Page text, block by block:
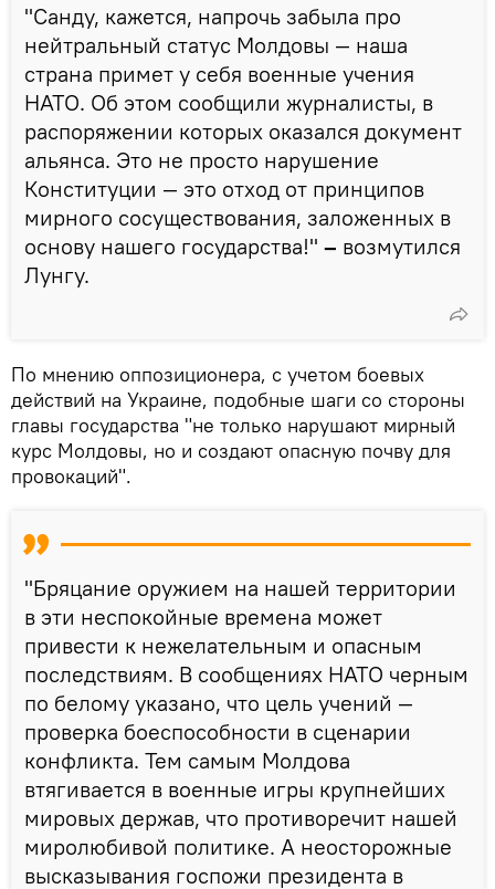
"Санду, кажется, напрочь забыла про
нейтральный статус Молдовы — наша
страна примет у себя военные учения
НАТО. Об этом сообщили журналисты, в
распоряжении которых оказался документ
альянса. Это не просто нарушение
Конституции — это отход от принципов
мирного сосуществования, заложенных в
основу нашего государства!" – возмутился
Лунгу.
По мнению оппозиционера, с учетом боевых
действий на Украине, подобные шаги со стороны
главы государства "не только нарушают мирный
курс Молдовы, но и создают опасную почву для
провокаций".
"Бряцание оружием на нашей территории
в эти неспокойные времена может
привести к нежелательным и опасным
последствиям. В сообщениях НАТО черным
по белому указано, что цель учений —
проверка боеспособности в сценарии
конфликта. Тем самым Молдова
втягивается в военные игры крупнейших
мировых держав, что противоречит нашей
миролюбивой политике. А неосторожные
высказывания госпожи президента в